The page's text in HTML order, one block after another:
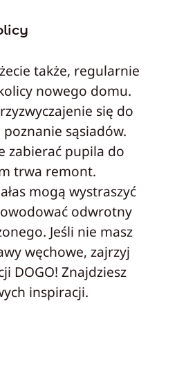
także, regularnie
nowego domu.
się do
sąsiadów.
zabierać pupila do
trwa remont.
mogą wystraszyć
odwrotny
Jeśli nie masz
węchowe, zajrzyj
DOGO! Znajdziesz
inspiracji.